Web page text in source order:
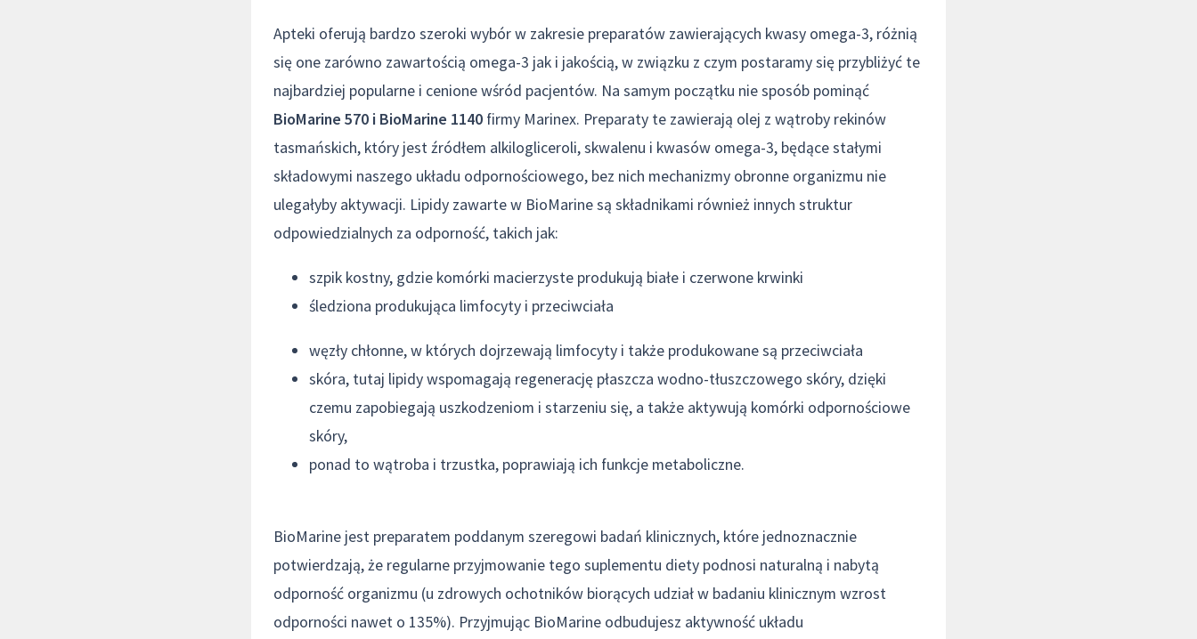
Apteki oferują bardzo szeroki wybór w zakresie preparatów zawierających kwasy omega-3, różnią
się one zarówno zawartością omega-3 jak i jakością, w związku z czym postaramy się przybliżyć te
najbardziej popularne i cenione wśród pacjentów. Na samym początku nie sposób pominąć
BioMarine 570 i BioMarine 1140 firmy Marinex. Preparaty te zawierają olej z wątroby rekinów
tasmańskich, który jest źródłem alkilogliceroli, skwalenu i kwasów omega-3, będące stałymi
składowymi naszego układu odpornościowego, bez nich mechanizmy obronne organizmu nie
ulegałyby aktywacji. Lipidy zawarte w BioMarine są składnikami również innych struktur
odpowiedzialnych za odporność, takich jak:
szpik kostny, gdzie komórki macierzyste produkują białe i czerwone krwinki
śledziona produkująca limfocyty i przeciwciała
węzły chłonne, w których dojrzewają limfocyty i także produkowane są przeciwciała
skóra, tutaj lipidy wspomagają regenerację płaszcza wodno-tłuszczowego skóry, dzięki
czemu zapobiegają uszkodzeniom i starzeniu się, a także aktywują komórki odpornościowe
skóry,
ponad to wątroba i trzustka, poprawiają ich funkcje metaboliczne.
BioMarine jest preparatem poddanym szeregowi badań klinicznych, które jednoznacznie
potwierdzają, że regularne przyjmowanie tego suplementu diety podnosi naturalną i nabytą
odporność organizmu (u zdrowych ochotników biorących udział w badaniu klinicznym wzrost
odporności nawet o 135%). Przyjmując BioMarine odbudujesz aktywność układu